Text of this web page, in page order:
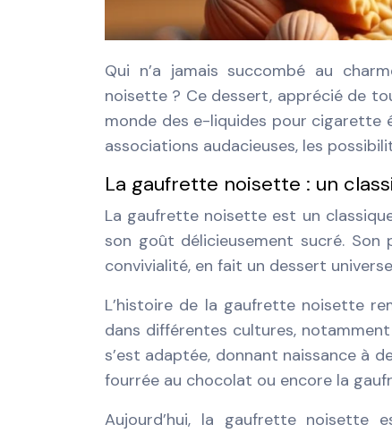
Qui n’a jamais succombé au
noisette ? Ce dessert, apprécié de
monde des e-liquides pour cigarette
associations audacieuses, les
La gaufrette noisette : un
La gaufrette noisette est un
son goût délicieusement sucré.
convivialité, en fait un dessert
L’histoire de la gaufrette noisette
dans différentes cultures,
s’est adaptée, donnant naissance à
fourrée au chocolat ou encore la
Aujourd’hui, la gaufrette noisette